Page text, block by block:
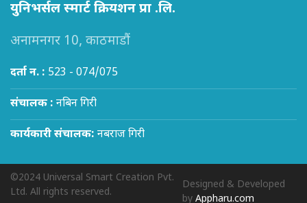
युनिभर्सल स्मार्ट क्रियशन प्रा .लि.
अनामनगर 10, काठमाडौं
दर्ता न. : 523 - 074/075
संचालक : नबिन गिरी
कार्यकारी संचालक: नबराज गिरी
©2024 Universal Smart Creation Pvt.
Ltd. All rights reserved.
Designed & Developed
byAppharu.com